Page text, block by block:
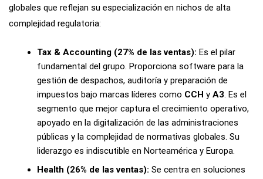
globales que reflejan su especialización en nichos de alta
complejidad regulatoria:
Tax & Accounting (27% de las ventas): Es el pilar
fundamental del grupo. Proporciona software para la
gestión de despachos, auditoría y preparación de
impuestos bajo marcas líderes como CCH y A3 . Es el
segmento que mejor captura el crecimiento operativo,
apoyado en la digitalización de las administraciones
públicas y la complejidad de normativas globales. Su
liderazgo es indiscutible en Norteamérica y Europa.
Health (26% de las ventas): Se centra en soluciones